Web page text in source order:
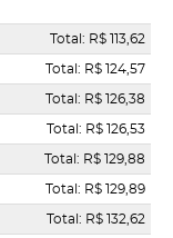
Total: R$ 113,62
Total: R$ 124,57
Total: R$ 126,38
Total: R$ 126,53
Total: R$ 129,88
Total: R$ 129,89
Total: R$ 132,62